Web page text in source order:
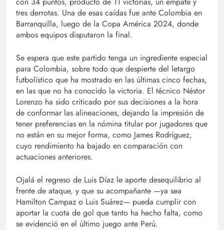
tres derrotas. Una de esas caídas fue ante Colombia en
Barranquilla, luego de la Copa América 2024, donde
ambos equipos disputaron la final.
Se espera que este partido tenga un ingrediente especial
para Colombia, sobre todo que despierte del letargo
futbolístico que ha mostrado en las últimas cinco fechas,
en las que no ha conocido la victoria. El técnico Néstor
Lorenzo ha sido criticado por sus decisiones a la hora
de conformar las alineaciones, dejando la impresión de
tener preferencias en la nómina titular por jugadores que
no están en su mejor forma, como James Rodríguez,
cuyo rendimiento ha bajado en comparación con
actuaciones anteriores.
Ojalá el regreso de Luis Díaz le aporte desequilibrio al
frente de ataque, y que su acompañante —ya sea
Hamilton Campaz o Luis Suárez— pueda cumplir con
aportar la cuota de gol que tanto ha hecho falta, como
se evidenció en el último juego ante Perú.